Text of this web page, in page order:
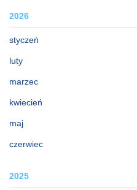
2026
styczeń
luty
marzec
kwiecień
maj
czerwiec
2025